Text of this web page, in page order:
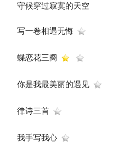
守候穿过寂寞的天空
写一卷相遇无悔
蝶恋花三阕
你是我最美丽的遇见
律诗三首
我手写我心